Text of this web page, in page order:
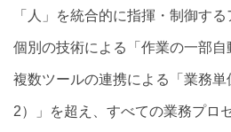
「人」を統合的に指揮・制御する
個別の技術による「作業の一部自
複数ツールの連携による「業務
2）」を超え、すべての業務プロ